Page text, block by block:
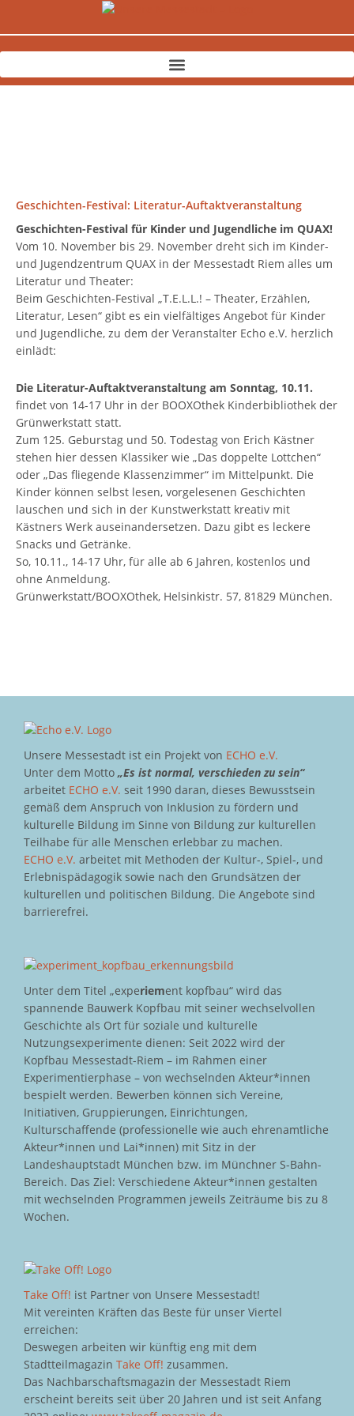
Geschichten-Festival: Literatur-Auftaktveranstaltung
Geschichten-Festival für Kinder und Jugendliche im QUAX!
Vom 10. November bis 29. November dreht sich im Kinder-
und Jugendzentrum QUAX in der Messestadt Riem alles um
Literatur und Theater:
Beim Geschichten-Festival „T.E.L.L.! – Theater, Erzählen,
Literatur, Lesen“ gibt es ein vielfältiges Angebot für Kinder
und Jugendliche, zu dem der Veranstalter Echo e.V. herzlich
einlädt:
Die Literatur-Auftaktveranstaltung am Sonntag, 10.11.
findet von 14-17 Uhr in der BOOXOthek Kinderbibliothek der
Grünwerkstatt statt.
Zum 125. Geburstag und 50. Todestag von Erich Kästner
stehen hier dessen Klassiker wie „Das doppelte Lottchen“
oder „Das fliegende Klassenzimmer“ im Mittelpunkt. Die
Kinder können selbst lesen, vorgelesenen Geschichten
lauschen und sich in der Kunstwerkstatt kreativ mit
Kästners Werk auseinandersetzen. Dazu gibt es leckere
Snacks und Getränke.
So, 10.11., 14-17 Uhr, für alle ab 6 Jahren, kostenlos und
ohne Anmeldung.
Grünwerkstatt/BOOXOthek, Helsinkistr. 57, 81829 München.
Unsere Messestadt ist ein Projekt von ECHO e.V.
Unter dem Motto „Es ist normal, verschieden zu sein“
arbeitet ECHO e.V. seit 1990 daran, dieses Bewusstsein
gemäß dem Anspruch von Inklusion zu fördern und
kulturelle Bildung im Sinne von Bildung zur kulturellen
Teilhabe für alle Menschen erlebbar zu machen.
ECHO e.V. arbeitet mit Methoden der Kultur-, Spiel-, und
Erlebnispädagogik sowie nach den Grundsätzen der
kulturellen und politischen Bildung. Die Angebote sind
barrierefrei.
Unter dem Titel „experiement kopfbau“ wird das
spannende Bauwerk Kopfbau mit seiner wechselvollen
Geschichte als Ort für soziale und kulturelle
Nutzungsexperimente dienen: Seit 2022 wird der
Kopfbau Messestadt-Riem – im Rahmen einer
Experimentierphase – von wechselnden Akteur*innen
bespielt werden. Bewerben können sich Vereine,
Initiativen, Gruppierungen, Einrichtungen,
Kulturschaffende (professionelle wie auch ehrenamtliche
Akteur*innen und Lai*innen) mit Sitz in der
Landeshauptstadt München bzw. im Münchner S-Bahn-
Bereich. Das Ziel: Verschiedene Akteur*innen gestalten
mit wechselnden Programmen jeweils Zeiträume bis zu 8
Wochen.
Take Off! ist Partner von Unsere Messestadt!
Mit vereinten Kräften das Beste für unser Viertel
erreichen:
Deswegen arbeiten wir künftig eng mit dem
Stadtteilmagazin Take Off! zusammen.
Das Nachbarschaftsmagazin der Messestadt Riem
erscheint bereits seit über 20 Jahren und ist seit Anfang